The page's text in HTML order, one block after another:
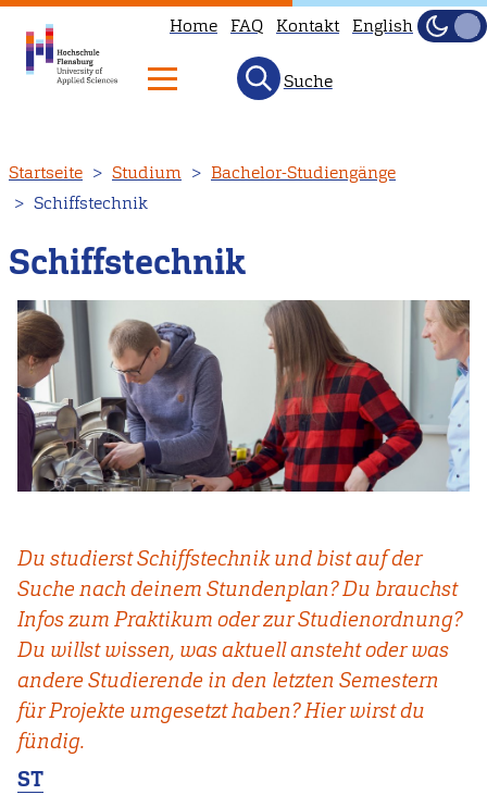
zum
Inhalt
Home FAQ Kontakt English
Hell
Suche
Startseite Studium
Bachelor-Studiengänge
Schiffstechnik
Schiffstechnik
Du studierst Schiffstechnik und bist auf der
Suche nach deinem Stundenplan? Du brauchst
Infos zum Praktikum oder zur Studienordnung?
Du willst wissen, was aktuell ansteht oder was
andere Studierende in den letzten Semestern
für Projekte umgesetzt haben? Hier wirst du
fündig.
ST